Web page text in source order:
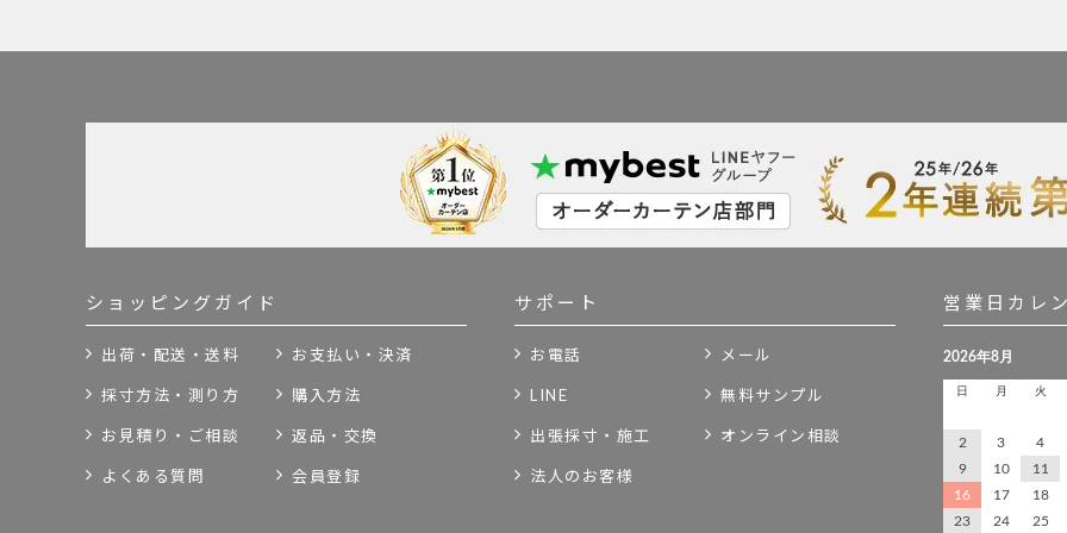
ショッピングガイド
出荷・配送・送料 お支払い・決済
採寸方法・測り方 購入方法
お見積り・ご相談 返品・交換
よくある質問 会員登録
サポート
お電話 メール
LINE 無料サンプル
出張採寸・施工 オンライン相談
法人のお客様
営業日カレ